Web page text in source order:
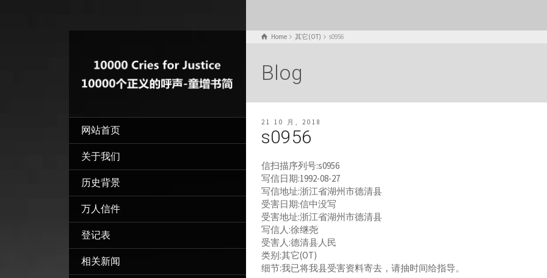
网站首页
关于我们
历史背景
万人信件
登记表
相关新闻
Home 其它(OT) s0956
Blog
21 10 月, 2018
s0956
信扫描序列号:s0956
写信日期:1992-08-27
写信地址:浙江省湖州市德清县
受害日期:信中没写
受害地址:浙江省湖州市德清县
写信人:徐继尧
受害人:德清县人民
类别:其它(OT)
细节:我已将我县受害资料寄去，请抽时间给指导。